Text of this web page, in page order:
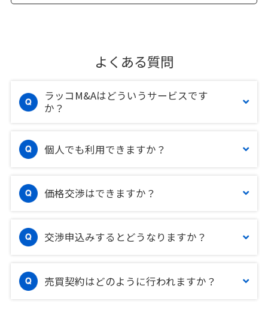
よくある質問
ラッコM&Aはどういうサービスです
か？
個人でも利用できますか？
価格交渉はできますか？
交渉申込みするとどうなりますか？
売買契約はどのように行われますか？